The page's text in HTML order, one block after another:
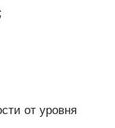
от уровня